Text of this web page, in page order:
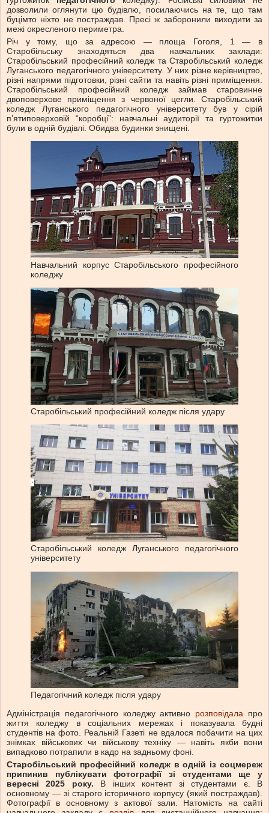
дозволили оглянути цю будівлю, посилаючись на те, що там
буцімто ніхто не постраждав. Пресі ж заборонили виходити за
межі окресленого периметра.
Річ у тому, що за адресою — площа Гоголя, 1 — в
Старобільську знаходяться два навчальних заклади:
Старобільський професійний коледж та Старобільський коледж
Луганського педагогічного університету. У них різне керівництво,
різні напрями підготовки, різні сайти та навіть різні приміщення.
Старобільський професійний коледж займав старовинне
двоповерхове приміщення з червоної цегли. Старобільський
коледж Луганського педагогічного університету був у сірій
пʼятиповерховій “коробці”: навчальні аудиторії та гуртожитки
були в одній будівлі. Обидва будинки знищені.
Навчальний корпус Старобільського професійного
коледжу
Старобільський професійний коледж після удару
Старобільський коледж Луганського педагогічного
університету
Педагогічний коледж після удару
Адміністрація педагогічного коледжу активно розповідала про
життя коледжу в соціальних мережах і показувала будні
студентів на фото. Реальній Газеті не вдалося побачити на цих
знімках військових чи військову техніку — навіть якби вони
випадково потрапили в кадр на задньому фоні.
Старобільський професійний коледж в одній із соцмереж
припинив публікувати фотографії зі студентами ще у
вересні 2025 року. В інших контент зі студентами є. В
основному — зі старого історичного корпусу (який постраждав).
Фотографії в основному з актової зали. Натомість на сайті